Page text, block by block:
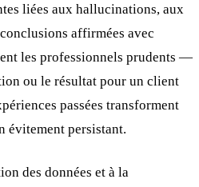
liées aux hallucinations, aux
affirmées avec
les professionnels prudents —
ou le résultat pour un client
passées transforment
évitement persistant.
des données et à la